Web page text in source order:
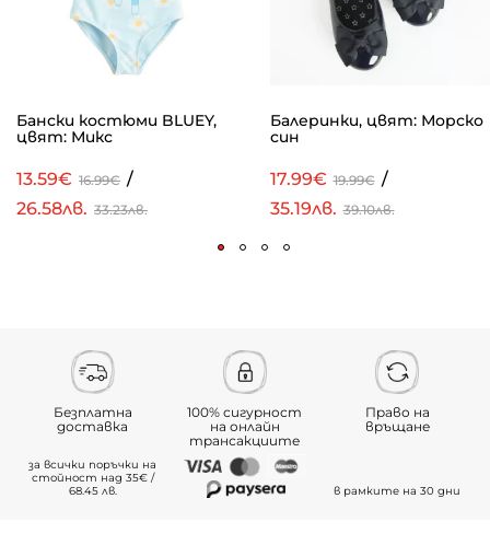
Бански костюми BLUEY,
цвят: Микс
13.59€ 16.99€ /
26.58лв. 33.23лв.
Балеринки, цвят: Морско
син
17.99€ 19.99€ /
35.19лв. 39.10лв.
Безплатна
доставка
за всички поръчки на
стойност над 35€ /
68.45 лв.
100% сигурност
на онлайн
трансакциите
Право на
връщане
в рамките на 30 дни